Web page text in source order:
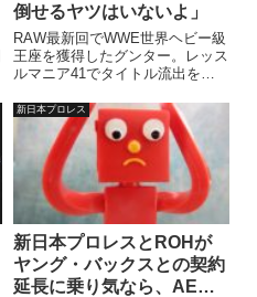
倒せるヤツはいないよ」
RAW最新回でWWE世界ヘビー級
王座を獲得したグンター。レッス
ルマニア41でタイトル流出を許
果たしました。WWE入団後、彼
のパフォーマンスは一貫して非常
に優れており、HHH体制のメイ
ンロースターとして絶対的な力...
新日本プロレス
新日本プロレスとROHが
ヤング・バックスとの契約
延長に乗り気なら、AEW